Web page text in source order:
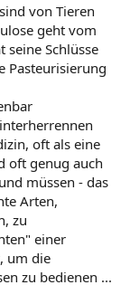
von Tieren
geht vom
seine Schlüsse
Pasteurisierung
oft als eine
oft genug auch
müssen - das
Arten,
zu
einer
um die
zu bedienen ...